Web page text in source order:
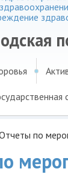
по